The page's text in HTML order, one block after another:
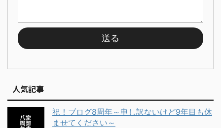
人気記事
祝！ブログ8周年～申し訳ないけど9年目も休
ませてください～